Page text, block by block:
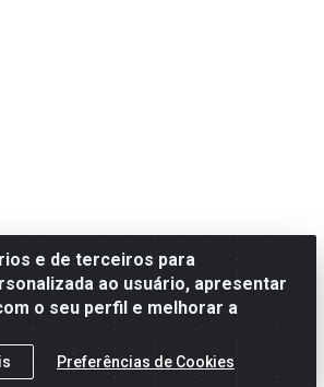
e de terceiros para
ao usuário, apresentar
o seu perfil e melhorar a
Preferências de Cookies